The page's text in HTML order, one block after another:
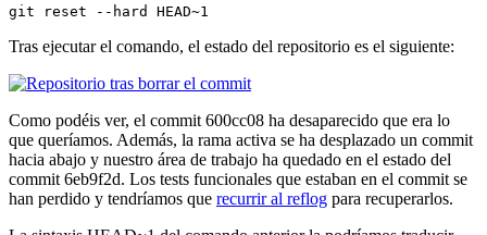
git reset --hard HEAD~1
Tras ejecutar el comando, el estado del repositorio es el siguiente:
Como podéis ver, el commit 600cc08 ha desaparecido que era lo
que queríamos. Además, la rama activa se ha desplazado un commit
hacia abajo y nuestro área de trabajo ha quedado en el estado del
commit 6eb9f2d. Los tests funcionales que estaban en el commit se
han perdido y tendríamos que recurrir al reflog para recuperarlos.